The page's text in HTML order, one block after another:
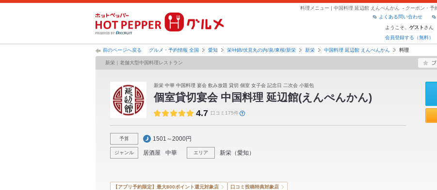
料理メニュー | 中国料理 延辺館 えんぺんかん - クーポン・予
よくある問い合わせ
ようこそ、 ゲスト さん
会員登録する（無料）
前のページへ戻る グルメ・予約情報 全国 愛知 栄ｷﾀ錦/伏見丸の内/泉/東桜/新栄 新栄 中国料理 延辺館 えんぺんかん 料理
新栄｜老舗大型中国料理レストラン
新栄 中華 中国料理 宴会 飲み放題 貸切 個室 女子会 記念日 二次会 小籠包
個室貸切宴会 中国料理 延辺館(えんぺんかん)
4.7 口コミ175件
予算 1501～2000円
ジャンル 居酒屋 中華 エリア 新栄 （愛知 ）
【アプリ予約限定】最大800ポイント還元対象店 口コミ投稿特典対象店